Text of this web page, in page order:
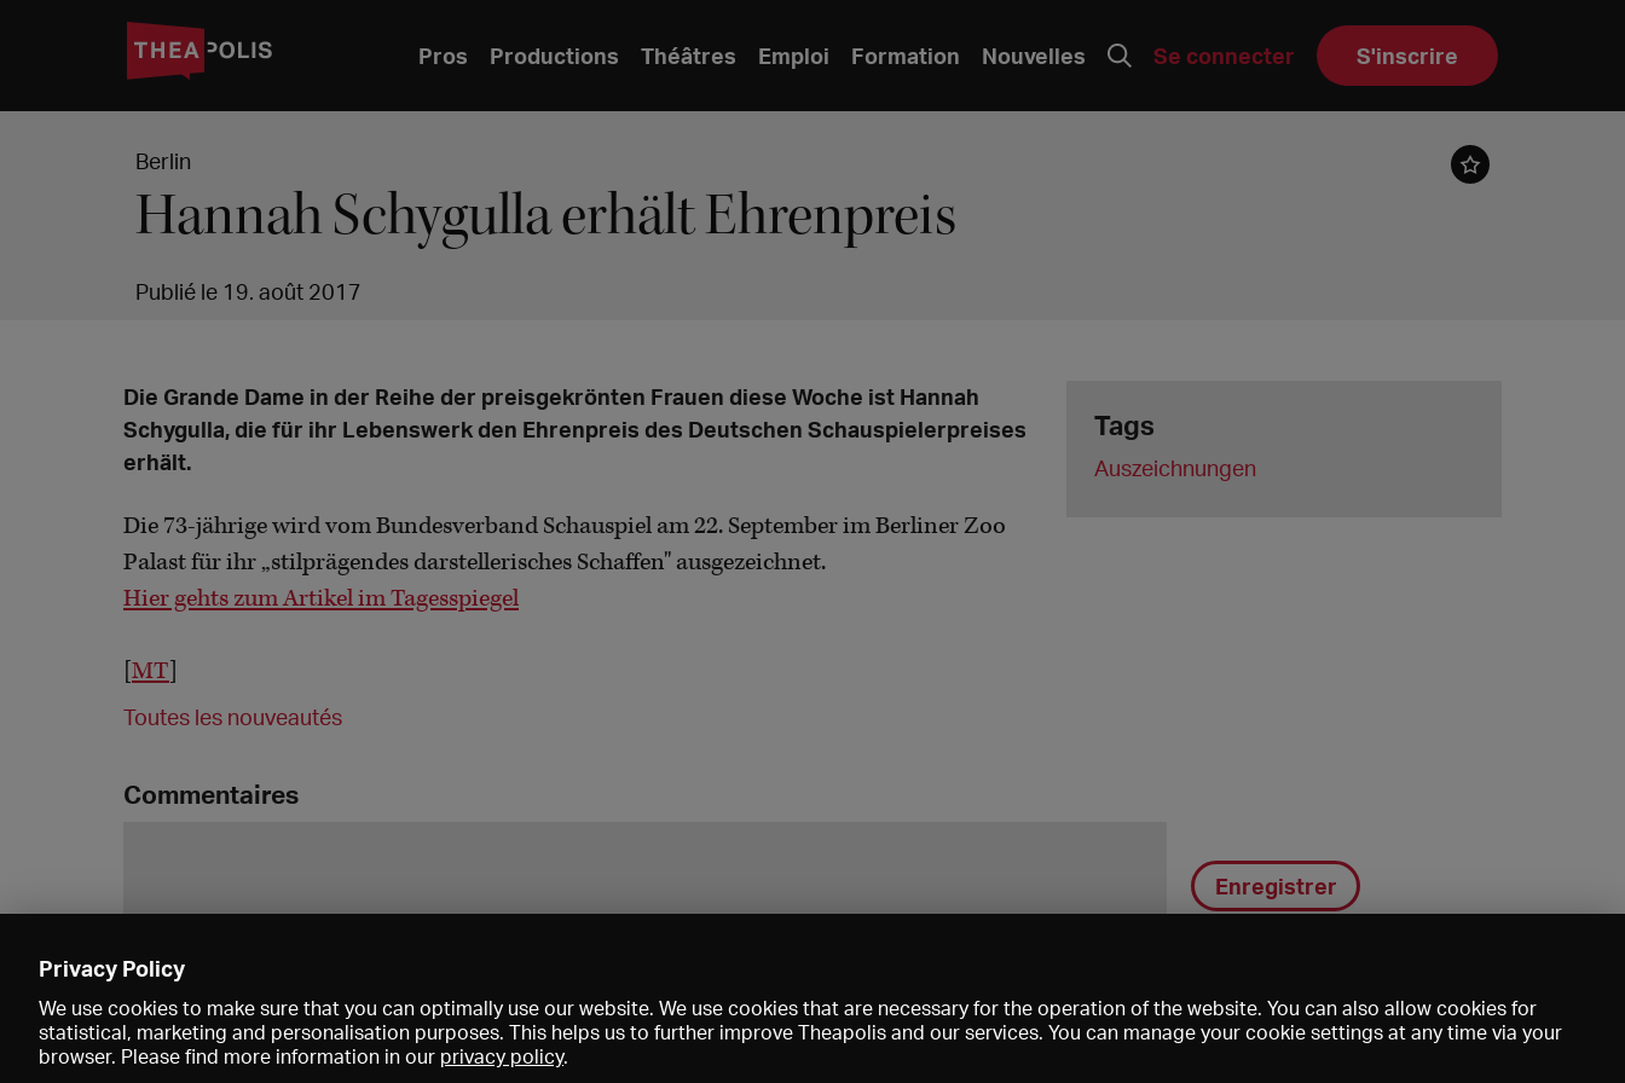
Pros Productions Théâtres Emploi Formation Nouvelles Se connecter S'inscrire
Berlin
Hannah Schygulla erhält Ehrenpreis
Publié le 19. août 2017
Die Grande Dame in der Reihe der preisgekrönten Frauen diese Woche ist Hannah
Schygulla, die für ihr Lebenswerk den Ehrenpreis des Deutschen Schauspielerpreises
erhält.
Die 73-jährige wird vom Bundesverband Schauspiel am 22. September im Berliner Zoo
Palast für ihr „stilprägendes darstellerisches Schaffen" ausgezeichnet.
Hier gehts zum Artikel im Tagesspiegel
MT
Toutes les nouveautés
Tags
Auszeichnungen
Commentaires
Enregistrer
Privacy Policy
We use cookies to make sure that you can optimally use our website. We use cookies that are necessary for the operation of the website. You can also allow cookies for
statistical, marketing and personalisation purposes. This helps us to further improve Theapolis and our services. You can manage your cookie settings at any time via your
browser. Please find more information in our privacy policy.